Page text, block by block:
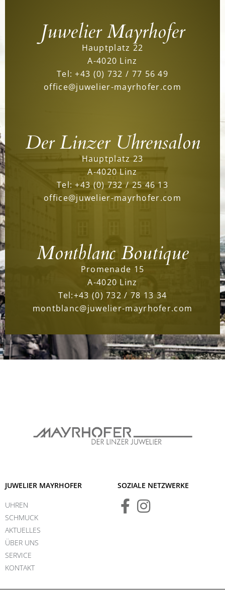
Juwelier Mayrhofer
Hauptplatz 22
A-4020 Linz
Tel:+43 (0) 732 / 77 56 49
office@juwelier-mayrhofer.com
Der Linzer Uhrensalon
Hauptplatz 23
A-4020 Linz
Tel:+43 (0) 732 / 25 46 13
office@juwelier-mayrhofer.com
Montblanc Boutique
Promenade 15
A-4020 Linz
Tel:+43 (0) 732 / 78 13 34
montblanc@juwelier-mayrhofer.com
JUWELIER MAYRHOFER
UHREN
SCHMUCK
AKTUELLES
ÜBER UNS
SERVICE
KONTAKT
SOZIALE NETZWERKE